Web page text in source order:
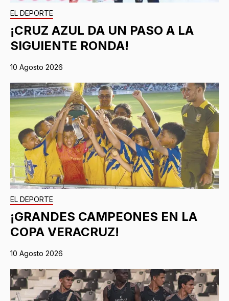
EL DEPORTE
¡CRUZ AZUL DA UN PASO A LA
SIGUIENTE RONDA!
10 Agosto 2026
EL DEPORTE
¡GRANDES CAMPEONES EN LA
COPA VERACRUZ!
10 Agosto 2026